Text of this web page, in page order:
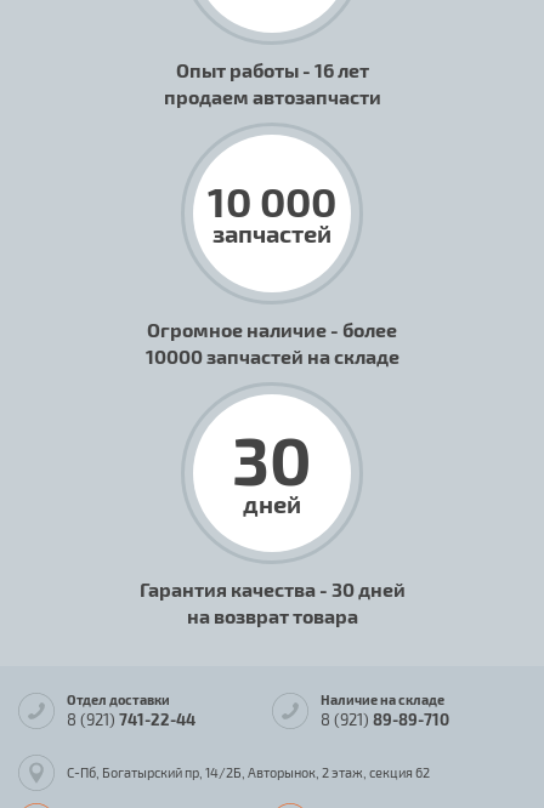
Опыт работы - 16 лет
продаем автозапчасти
10 000
запчастей
Огромное наличие - более
10000 запчастей на складе
30
дней
Гарантия качества - 30 дней
на возврат товара
Отдел доставки
8 (921) 741-22-44
Наличие на складе
8 (921) 89-89-710
С-Пб, Богатырский пр, 14/2Б, Авторынок, 2 этаж, секция 62